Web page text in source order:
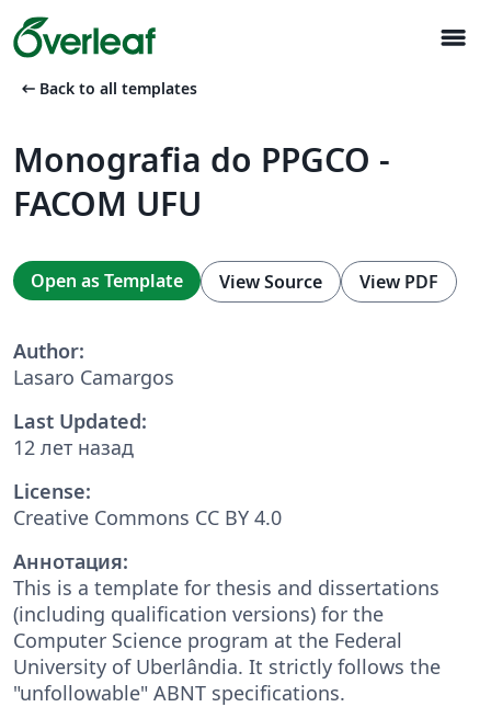
menu
arrow_left_alt Back to all templates
Monografia do PPGCO -
FACOM UFU
Open as Template View Source View PDF
Author:
Lasaro Camargos
Last Updated:
12 лет назад
License:
Creative Commons CC BY 4.0
Аннотация:
This is a template for thesis and dissertations
(including qualification versions) for the
Computer Science program at the Federal
University of Uberlândia. It strictly follows the
"unfollowable" ABNT specifications.